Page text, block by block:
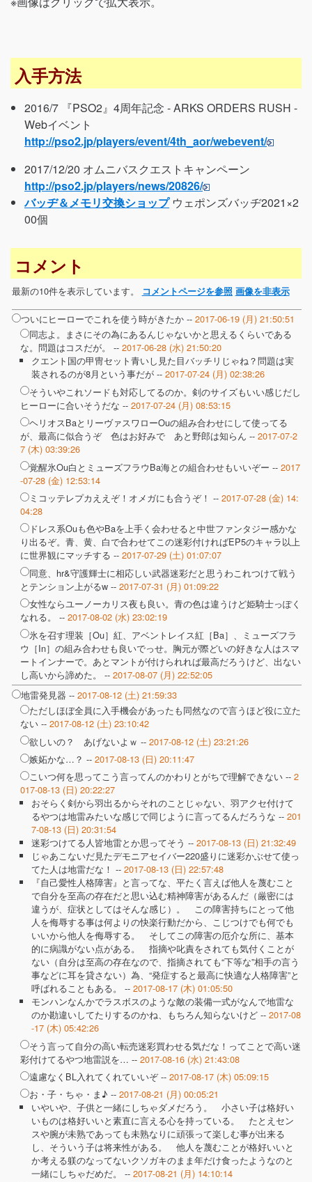
入手方法
2016/7 『PSO2』4周年記念 - ARKS ORDERS RUSH -
Webイベント
http://pso2.jp/players/event/4th_aor/webevent/
2017/12/20 オムニバスクエストキャンペーン
http://pso2.jp/players/news/20826/
バッヂ＆メモリ交換ショップウェポンズバッヂ2021×2
00個
コメント
最新の10件を表示しています。 コメントページを参照 画像を非表示
ついにヒーローでこれを使う時がきたか -- 2017-06-19 (月) 21:50:51
同志よ。まさにその為にあるんじゃないかと思えるくらいである
な。問題はコスだが。 -- 2017-06-28 (水) 21:50:20
クエント国の甲冑セット青いし見た目バッチリじゃね？問題は実
装されるのが8月という事だが -- 2017-07-24 (月) 02:38:26
そういやこれソードも対応してるのか。剣のサイズもいい感じだし
ヒーローに合いそうだな -- 2017-07-24 (月) 08:53:15
ヘリオスBaとリーヴァスワローOuの組み合わせにして使ってる
が、最高に似合うぞ 色はお好みで あと野郎は知らん -- 2017-07-2
7 (木) 03:39:26
覚醒氷Ou白とミューズフラウBa海との組合わせもいいぞー -- 2017
-07-28 (金) 12:53:14
ミコッテレプカええぞ！オメガにも合うぞ！ -- 2017-07-28 (金) 14:
04:28
ドレス系Ouも色やBaを上手く会わせると中世ファンタジー感かな
り出るぞ。青、黄、白で合わせてこの迷彩付ければEP5のキャラ以上
に世界観にマッチする -- 2017-07-29 (土) 01:07:07
同意、hr&守護輝士に相応しい武器迷彩だと思うわこれつけて戦う
とテンション上がるw -- 2017-07-31 (月) 01:09:22
女性ならユーノーカリス夜も良い。青の色は違うけど姫騎士っぽく
なれる。 -- 2017-08-02 (水) 23:02:19
氷を召す理装［Ou］紅、アベントレイス紅［Ba］、ミューズフラ
ウ［In］の組み合わせも良いでっせ。胸元が際どいの好きな人はスマ
ートインナーで。あとマントが付けられれば最高だろうけど、出ない
し高いから諦めた。 -- 2017-08-07 (月) 22:52:05
地雷発見器 -- 2017-08-12 (土) 21:59:33
ただしほぼ全員に入手機会があったも同然なので言うほど役に立た
ない -- 2017-08-12 (土) 23:10:42
欲しいの？ あげないよｗ -- 2017-08-12 (土) 23:21:26
嫉妬かな…？ -- 2017-08-13 (日) 20:11:47
こいつ何を思ってこう言ってんのかわりとがちで理解できない -- 2
017-08-13 (日) 20:22:27
おそらく剣から羽出るからそれのことじゃない、羽アクセ付けて
るやつは地雷みたいな感じで同じように言ってるんだろうな -- 201
7-08-13 (日) 20:31:54
迷彩つけてる人皆地雷とか思ってそう -- 2017-08-13 (日) 21:32:49
じゃあこないだ見たデモニアセイバー220盛りに迷彩かぶせて使っ
てた人は地雷だな！ -- 2017-08-13 (日) 22:57:48
『自己愛性人格障害』と言ってな、平たく言えば他人を蔑むこと
で自分を至高の存在だと思い込む精神障害があるんだ（厳密には
違うが、症状としてはそんな感じ）。 この障害持ちにとって他
人を侮辱する事は何よりの快楽行動だから、こじつけでも何でも
いいから他人を侮辱する。 そしてこの障害の厄介な所に、基本
的に病識がない点がある。 指摘や叱責をされても気付くことが
ない（自分は至高の存在なので、指摘されても“下等な”相手の言う
事などに耳を貸さない）為、“発症すると最高に快適な人格障害”と
呼ばれることもある。 -- 2017-08-17 (木) 01:05:50
モンハンなんかでラスボスのような敵の装備一式がなんで地雷な
のか勘違いしてたりするのかね、もちろん知らないけど -- 2017-08
-17 (木) 05:42:26
そう言って自分の高い転売迷彩買わせる気だな！ってことで高い迷
彩付けてるやつ地雷説を… -- 2017-08-16 (水) 21:43:08
遠慮なくBL入れてくれていいぞ -- 2017-08-17 (木) 05:09:15
お・子・ちゃ・ま♪ -- 2017-08-21 (月) 00:05:21
いやいや、子供と一緒にしちゃダメだろう。 小さい子は格好い
いものは格好いいと素直に言える心を持っている。 たとえセン
スや腕が未熟であっても未熟なりに頑張って楽しむ事が出来る
し、そういう子は将来性がある。 他人を蔑むことが格好いいと
か考える躾のなってないクソガキのまま年だけ食ったようなのと
一緒にしちゃだめだ。 -- 2017-08-21 (月) 14:10:14